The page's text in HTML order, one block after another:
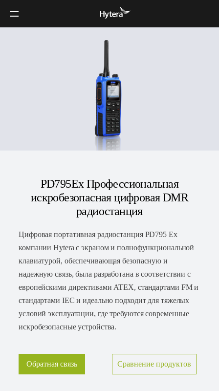
PD795Ex Профессиональная
искробезопасная цифровая DMR
радиостанция
Цифровая портативная радиостанция PD795 Ex
компании Hytera с экраном и полнофункциональной
клавиатурой, обеспечивающая безопасную и
надежную связь, была разработана в соответствии с
европейскими директивами ATEX, стандартами FM и
стандартами IEC и идеально подходит для тяжелых
условий эксплуатации, где требуются современные
искробезопасные устройства.
Обратная связь Сравнение продуктов